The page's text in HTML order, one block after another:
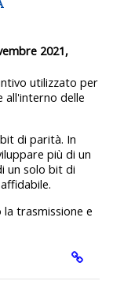
2021,
utilizzato per
all'interno delle
di parità. In
più di un
un solo bit di
trasmissione e